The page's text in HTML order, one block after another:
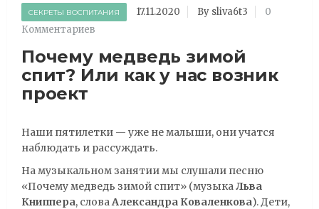
СЕКРЕТЫ ВОСПИТАНИЯ 17.11.2020 By sliva6t3
0
Комментариев
Почему медведь зимой
спит? Или как у нас возник
проект
Наши пятилетки — уже не малыши, они учатся
наблюдать и рассуждать.
На музыкальном занятии мы слушали песню
«Почему медведь зимой спит» (музыка Льва
Книппера, слова Александра Коваленкова). Дети,